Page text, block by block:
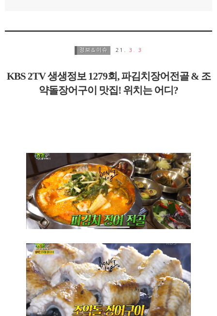
정보&이슈 21. 3. 3
KBS 2TV 생생정보 1279회, 파김치장어전골 & 조
약돌장어구이 맛집! 위치는 어디?